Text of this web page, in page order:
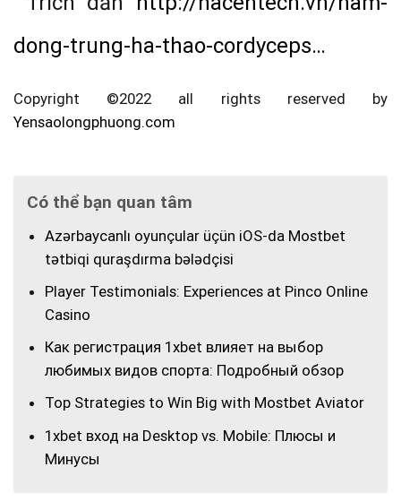
dong-trung-ha-thao-cordyceps…
Copyright ©2022 all rights reserved by
Yensaolongphuong.com
Có thể bạn quan tâm
Azərbaycanlı oyunçular üçün iOS-da Mostbet
tətbiqi quraşdırma bələdçisi
Player Testimonials: Experiences at Pinco Online
Casino
Как регистрация 1xbet влияет на выбор
любимых видов спорта: Подробный обзор
Top Strategies to Win Big with Mostbet Aviator
1xbet вход на Desktop vs. Mobile: Плюсы и
Минусы